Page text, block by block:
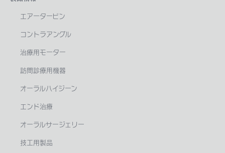
エアータービン
コントラアングル
治療用モーター
訪問診療用機器
オーラルハイジーン
エンド治療
オーラルサージェリー
技工用製品